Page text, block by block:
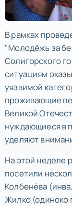
В рамках
"Молодёжь за
Солигорского
ситуациям
уязвимой
проживающие
Великой
нуждающиеся в
уделяют
На этой неделе
посетили
Колбенёва
Жилко (одиноко